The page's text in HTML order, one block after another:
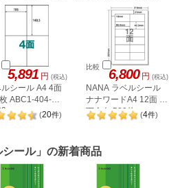
5,891 円 (税込)
ルシール A4 4面
ABC1-404-
(20件)
比較 6,800 円 (税込)
NANA ラベルシール
ナナワードA4 12面 上
下余白 500枚
LDW12P
(4件)
シール」の新着商品